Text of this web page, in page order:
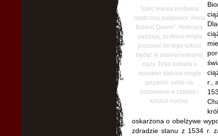
Szkic Hansa Holbeina
opatrzony podpisem "Anna
Bollein Queen". Historycy
uważają, że Anna mogła
pozować do tego szkicu
będąc w zaawansowanej
ciąży. Tylko kobieta o
wyoskim statusie mogła
pozwolić sobie na
pozowanie w czepku i
koszuli nocnej.
r.,
oskarżona o obelżywe
zdradzie stanu z 1534 r.